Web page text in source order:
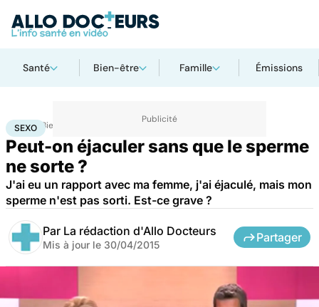
Santé Bien-être Famille Émissions
Accueil Bien-être
SEXO
Peut-on éjaculer sans que le sperme
ne sorte ?
J'ai eu un rapport avec ma femme, j'ai éjaculé, mais mon
sperme n'est pas sorti. Est-ce grave ?
Par La rédaction d'Allo Docteurs
Mis à jour le 30/04/2015
Partager